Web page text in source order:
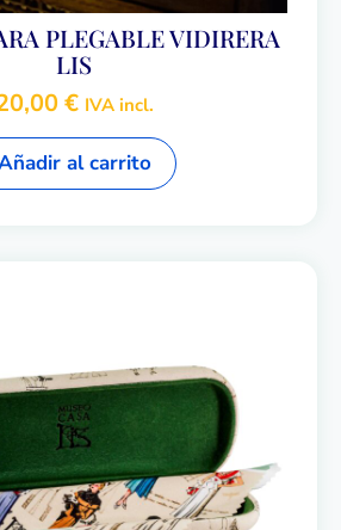
PLEGABLE VIDIRERA
LIS
€ IVA incl.
al carrito